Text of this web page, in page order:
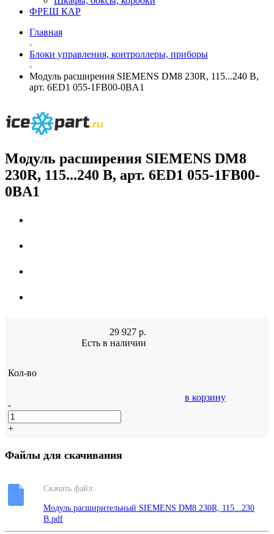
ФРЕШ КАР
Главная
Блоки управления, контроллеры, приборы
Модуль расширения SIEMENS DM8 230R, 115...240 В,
арт. 6ED1 055-1FB00-0BA1
Модуль расширения SIEMENS DM8
230R, 115...240 В, арт. 6ED1 055-1FB00-
0BA1
29 927 р.
Есть в наличии
Кол-во
-
+
в корзину
Файлы для скачивания
Скачать файл:
Модуль расширительный SIEMENS DM8 230R, 115...230
В.pdf